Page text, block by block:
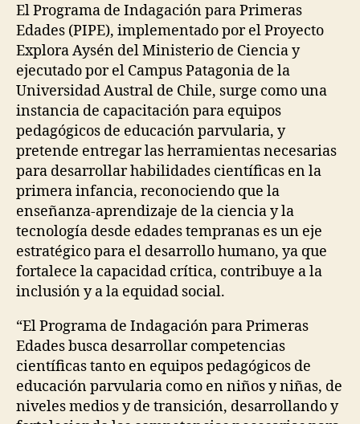
El Programa de Indagación para Primeras
Edades (PIPE), implementado por el Proyecto
Explora Aysén del Ministerio de Ciencia y
ejecutado por el Campus Patagonia de la
Universidad Austral de Chile, surge como una
instancia de capacitación para equipos
pedagógicos de educación parvularia, y
pretende entregar las herramientas necesarias
para desarrollar habilidades científicas en la
primera infancia, reconociendo que la
enseñanza-aprendizaje de la ciencia y la
tecnología desde edades tempranas es un eje
estratégico para el desarrollo humano, ya que
fortalece la capacidad crítica, contribuye a la
inclusión y a la equidad social.
“El Programa de Indagación para Primeras
Edades busca desarrollar competencias
científicas tanto en equipos pedagógicos de
educación parvularia como en niños y niñas, de
niveles medios y de transición, desarrollando y